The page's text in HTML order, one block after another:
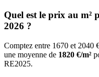
Quel est le prix au m²
2026 ?
Comptez entre 1670 et 2040
une moyenne de 1820 €/m²
RE2025.